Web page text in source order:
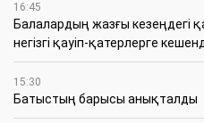
16:45
Балалардың жазғы кезеңдегі
негізгі қауіп-қатерлерге
15:30
Батыстың барысы анықталды